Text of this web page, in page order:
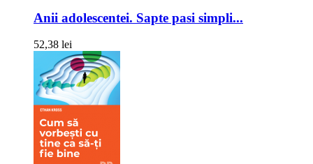
Anii adolescentei. Sapte pasi simpli...
52,38 lei